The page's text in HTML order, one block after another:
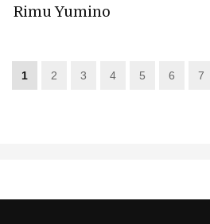
Rimu Yumino
1 2 3 4 5 6 7